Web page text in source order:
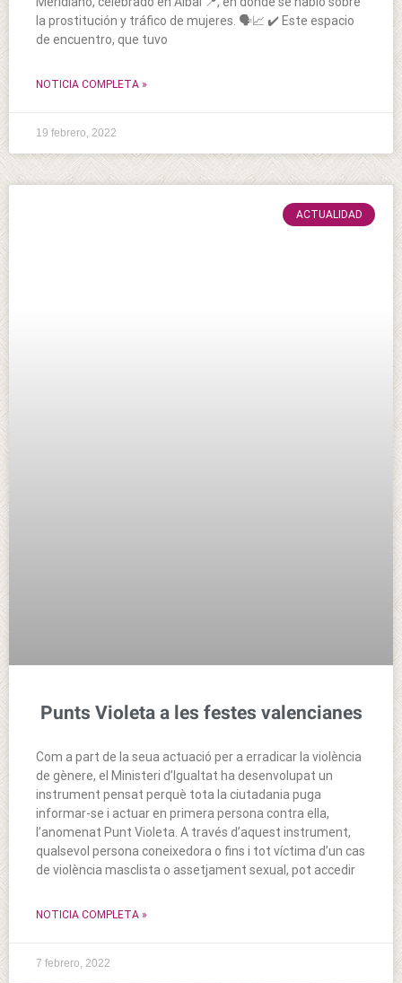
la prostitución y tráfico de mujeres. 🗣️📈 ✔️ Este espacio
de encuentro, que tuvo
NOTICIA COMPLETA »
19 febrero, 2022
ACTUALIDAD
Punts Violeta a les festes valencianes
Com a part de la seua actuació per a erradicar la violència
de gènere, el Ministeri d’Igualtat ha desenvolupat un
instrument pensat perquè tota la ciutadania puga
informar-se i actuar en primera persona contra ella,
l’anomenat Punt Violeta. A través d’aquest instrument,
qualsevol persona coneixedora o fins i tot víctima d’un cas
de violència masclista o assetjament sexual, pot accedir
NOTICIA COMPLETA »
7 febrero, 2022